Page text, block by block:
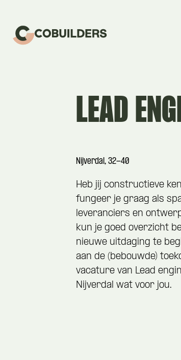
LEAD
Nijverdal, 32-40
Heb jij constructieve
fungeer je graag als
leveranciers en
kun je goed overzicht
nieuwe uitdaging te
aan de (bebouwde)
vacature van Lead
Nijverdal wat voor jou.